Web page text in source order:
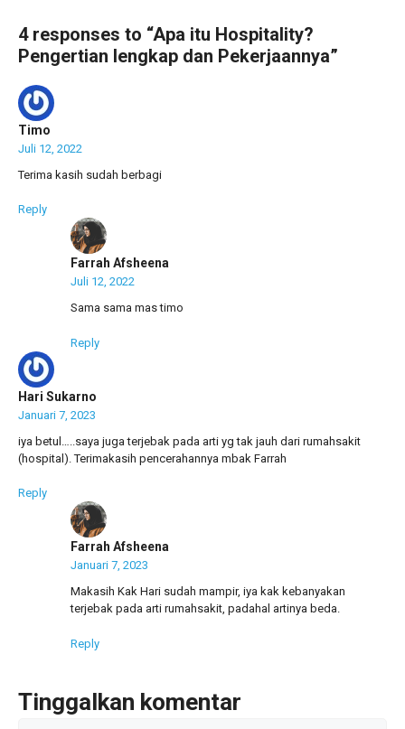
o
k
p
p
m
4 responses to “Apa itu Hospitality?
Pengertian lengkap dan Pekerjaannya”
Timo
Juli 12, 2022
Terima kasih sudah berbagi
Reply
Farrah Afsheena
Juli 12, 2022
Sama sama mas timo
Reply
Hari Sukarno
Januari 7, 2023
iya betul…..saya juga terjebak pada arti yg tak jauh dari rumahsakit
(hospital). Terimakasih pencerahannya mbak Farrah
Reply
Farrah Afsheena
Januari 7, 2023
Makasih Kak Hari sudah mampir, iya kak kebanyakan
terjebak pada arti rumahsakit, padahal artinya beda.
Reply
Tinggalkan komentar